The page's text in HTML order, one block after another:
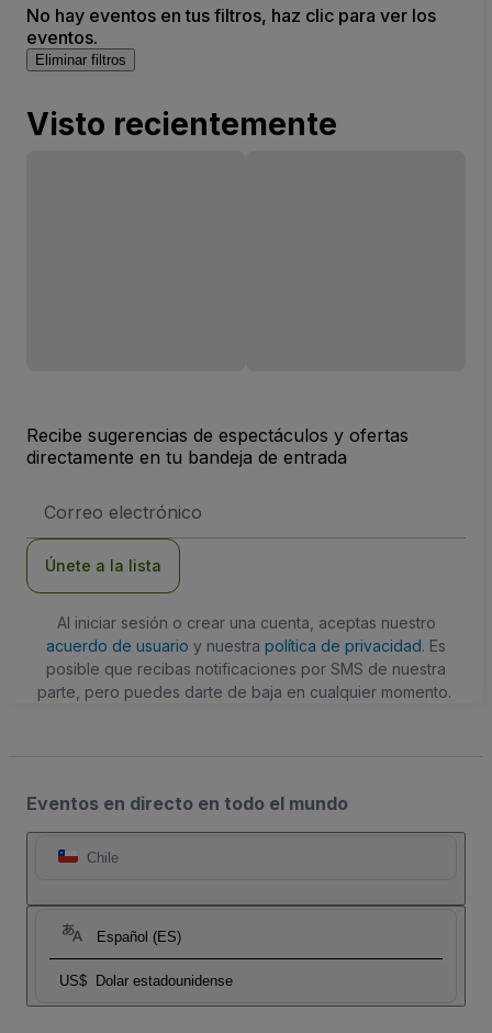
No hay eventos en tus filtros, haz clic para ver los
eventos.
Eliminar filtros
Visto recientemente
Recibe sugerencias de espectáculos y ofertas
directamente en tu bandeja de entrada
de
Únete a la lista
Al iniciar sesión o crear una cuenta, aceptas nuestro
acuerdo de usuario y nuestra política de privacidad. Es
posible que recibas notificaciones por SMS de nuestra
parte, pero puedes darte de baja en cualquier momento.
Eventos en directo en todo el mundo
Chile
Español (ES)
US$ Dolar estadounidense